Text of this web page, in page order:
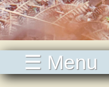
☰ Menu